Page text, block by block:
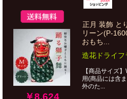
￥8,624
正月 装飾 と
リーン(P-
おもち...
造花ドライフ
【商品サイズ
用(商品には含
外のた...